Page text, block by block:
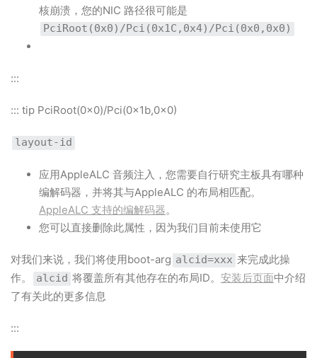
核崩溃，您的NIC 路径很可能是
PciRoot(0x0)/Pci(0x1C,0x4)/Pci(0x0,0x0)
:::
::: tip PciRoot(0x0)/Pci(0x1b,0x0)
layout-id
应用AppleALC 音频注入，您需要自行研究主板具有哪种
编解码器，并将其与AppleALC 的布局相匹配。
AppleALC 支持的编解码器。
您可以直接删除此属性，因为我们目前未使用它
对我们来说，我们将使用boot-arg alcid=xxx 来完成此操
作。
alcid 将覆盖所有其他存在的布局ID。 安装后页面中介绍
了有关此的更多信息
:::